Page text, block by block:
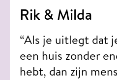
Rik & Milda
“Als je uitlegt dat
een huis zonder
hebt, dan zijn